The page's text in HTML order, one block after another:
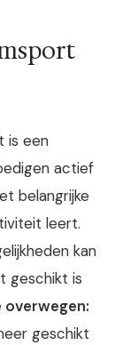
is een
actief
belangrijke
leert.
kan
geschikt is
overwegen:
geschikt